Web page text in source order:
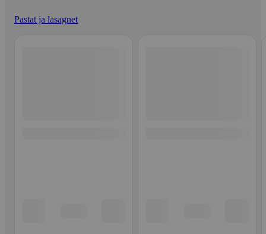
Pastat ja lasagnet